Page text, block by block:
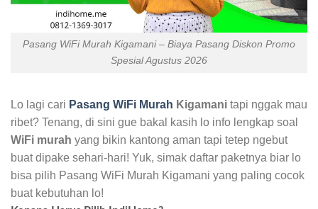
Pasang WiFi Murah Kigamani – Biaya Pasang Diskon Promo
Spesial Agustus 2026
Lo lagi cari Pasang WiFi Murah Kigamani tapi nggak mau
ribet? Tenang, di sini gue bakal kasih lo info lengkap soal
WiFi murah yang bikin kantong aman tapi tetep ngebut
buat dipake sehari-hari! Yuk, simak daftar paketnya biar lo
bisa pilih Pasang WiFi Murah Kigamani yang paling cocok
buat kebutuhan lo!